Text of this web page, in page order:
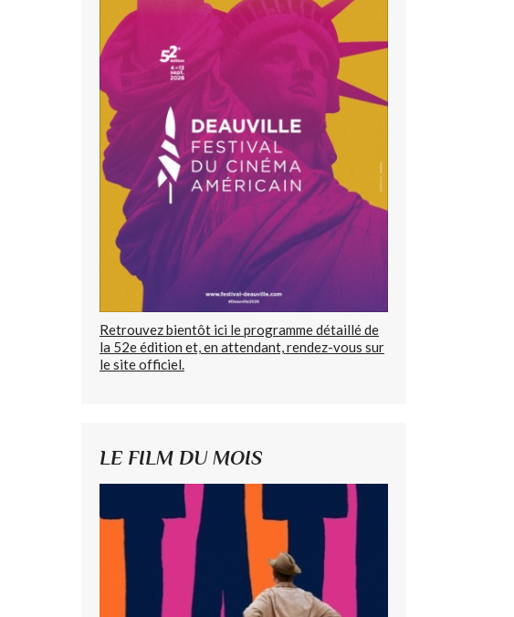
Retrouvez bientôt ici le programme détaillé de
la 52e édition et, en attendant, rendez-vous sur
le site officiel.
LE FILM DU MOIS